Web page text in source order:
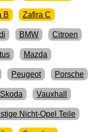
B Zafira C
BMW Citroen
Mazda
Peugeot Porsche
Skoda Vauxhall
Nicht-Opel Teile